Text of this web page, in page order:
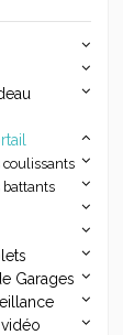
battants
Garages